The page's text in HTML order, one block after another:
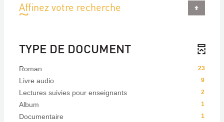
Affinez votre recherche
TYPE DE DOCUMENT
23
Roman
9
Livre audio
2
Lectures suivies pour enseignants
1
Album
1
Documentaire